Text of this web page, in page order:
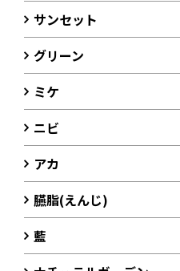
サンセット
グリーン
ミケ
ニビ
アカ
臙脂(えんじ)
藍